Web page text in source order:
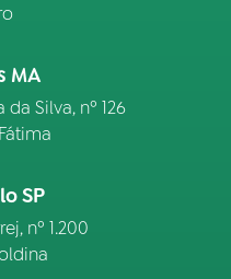
MA
Silva, nº 126
SP
nº 1.200